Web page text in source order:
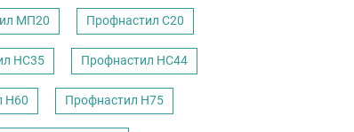
МП20 Профнастил С20
НС35 Профнастил НС44
Н60 Профнастил Н75